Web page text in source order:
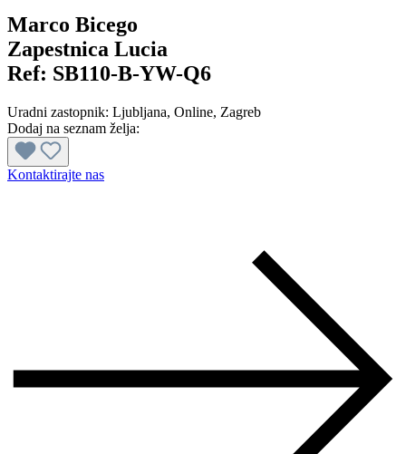
Marco Bicego
Zapestnica Lucia
Ref: SB110-B-YW-Q6
Uradni zastopnik: Ljubljana, Online, Zagreb
Dodaj na seznam želja:
Kontaktirajte nas